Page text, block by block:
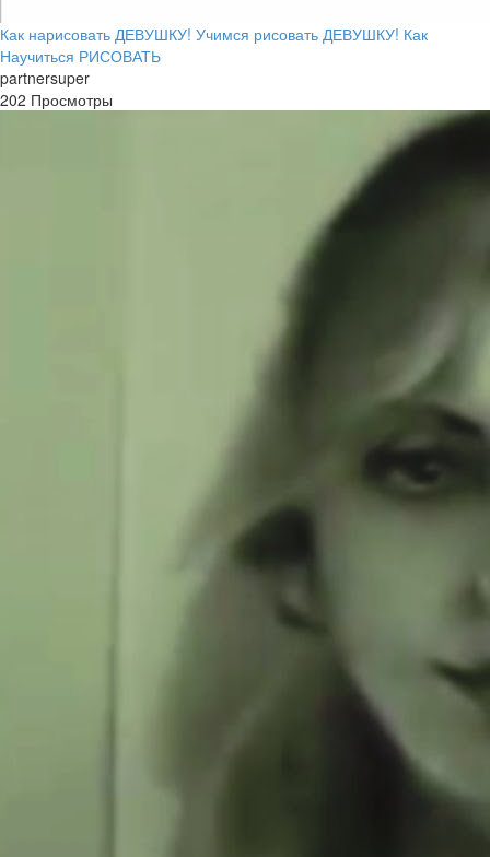
Как нарисовать ДЕВУШКУ! Учимся рисовать ДЕВУШКУ! Как
Научиться РИСОВАТЬ
partnersuper
202 Просмотры